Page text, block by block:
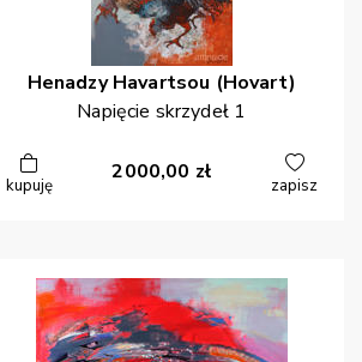
Henadzy Havartsou (Hovart)
Napięcie skrzydeł 1
kupuję
2000,00 zł
zapisz